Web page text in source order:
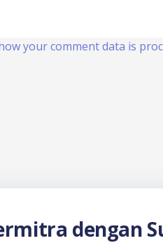
your comment data is
dengan